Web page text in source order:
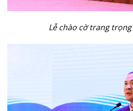
Lễ chào cờ trang